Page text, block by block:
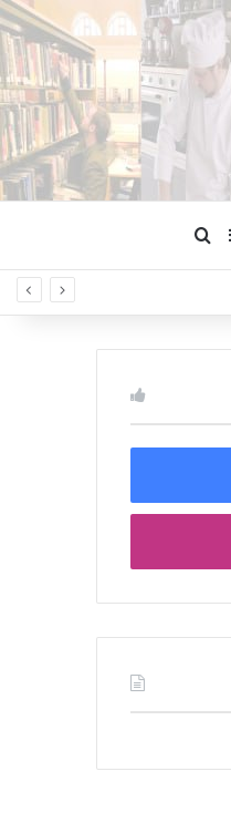
إضافة عمود جانبي
استشر الطبيب.